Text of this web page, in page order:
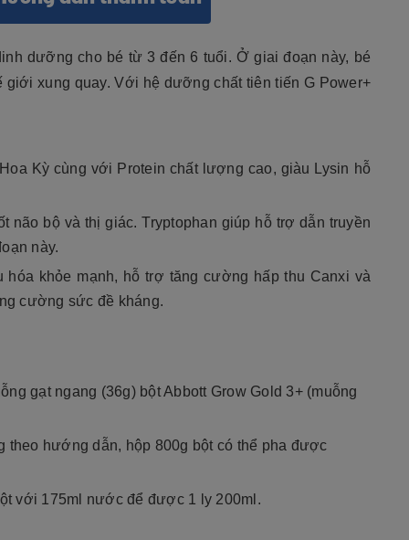
dưỡng cho bé từ 3 đến 6 tuổi. Ở giai đoạn này, bé
xung quay. Với hệ dưỡng chất tiên tiến G Power+
Kỳ cùng với Protein chất lượng cao, giàu Lysin hỗ
não bộ và thị giác. Tryptophan giúp hỗ trợ dẫn truyền
này.
khỏe mạnh, hỗ trợ tăng cường hấp thu Canxi và
cường sức đề kháng.
gạt ngang (36g) bột Abbott Grow Gold 3+ (muỗng
theo hướng dẫn, hộp 800g bột có thể pha được
với 175ml nước để được 1 ly 200ml.